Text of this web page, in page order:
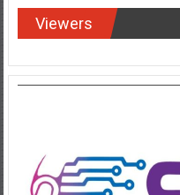
Viewers